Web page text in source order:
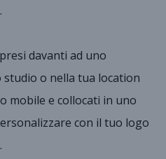
davanti ad uno
o nella tua location
mobile e collocati in uno
con il tuo logo